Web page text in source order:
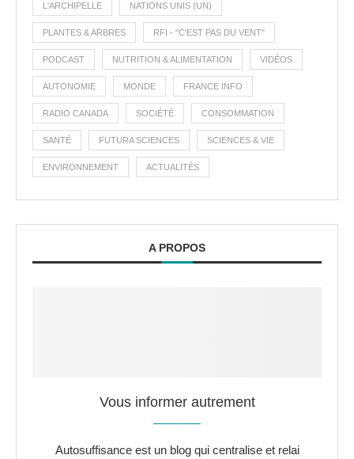
L'ARCHIPELLE NATIONS UNIS (UN)
PLANTES & ARBRES RFI - "C'EST PAS DU VENT"
PODCAST NUTRITION & ALIMENTATION VIDÉOS
AUTONOMIE MONDE FRANCE INFO
RADIO CANADA SOCIÉTÉ CONSOMMATION
SANTÉ FUTURA SCIENCES SCIENCES & VIE
ENVIRONNEMENT ACTUALITÉS
A PROPOS
Vous informer autrement
Autosuffisance est un blog qui centralise et relai